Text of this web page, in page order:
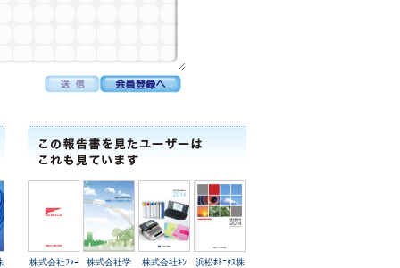
株式会社ﾌｧｰ
株式会社学
株式会社ｷﾝ
浜松ﾎﾄﾆｸｽ株